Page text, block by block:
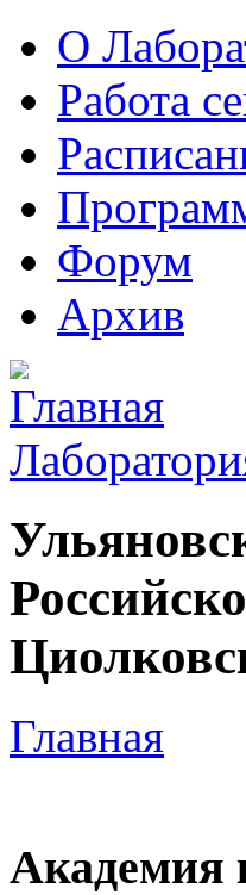
О
Работа
Форум
Архив
Главная
Академия